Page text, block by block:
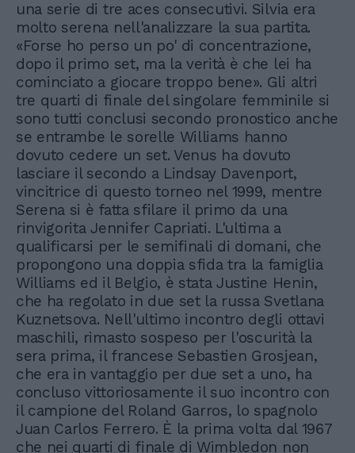
una serie di tre aces consecutivi. Silvia era
molto serena nell'analizzare la sua partita.
«Forse ho perso un po' di concentrazione,
dopo il primo set, ma la verità è che lei ha
cominciato a giocare troppo bene». Gli altri
tre quarti di finale del singolare femminile si
sono tutti conclusi secondo pronostico anche
se entrambe le sorelle Williams hanno
dovuto cedere un set. Venus ha dovuto
lasciare il secondo a Lindsay Davenport,
vincitrice di questo torneo nel 1999, mentre
Serena si è fatta sfilare il primo da una
rinvigorita Jennifer Capriati. L'ultima a
qualificarsi per le semifinali di domani, che
propongono una doppia sfida tra la famiglia
Williams ed il Belgio, è stata Justine Henin,
che ha regolato in due set la russa Svetlana
Kuznetsova. Nell'ultimo incontro degli ottavi
maschili, rimasto sospeso per l'oscurità la
sera prima, il francese Sebastien Grosjean,
che era in vantaggio per due set a uno, ha
concluso vittoriosamente il suo incontro con
il campione del Roland Garros, lo spagnolo
Juan Carlos Ferrero. È la prima volta dal 1967
che nei quarti di finale di Wimbledon non